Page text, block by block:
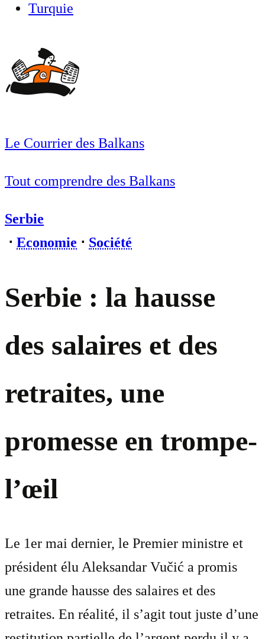
Turquie
Le Courrier des Balkans
Tout comprendre des Balkans
Serbie
⋅ Economie ⋅ Société
Serbie : la hausse
des salaires et des
retraites, une
promesse en trompe-
l’œil
Le 1er mai dernier, le Premier ministre et
président élu Aleksandar Vučić a promis
une grande hausse des salaires et des
retraites. En réalité, il s’agit tout juste d’une